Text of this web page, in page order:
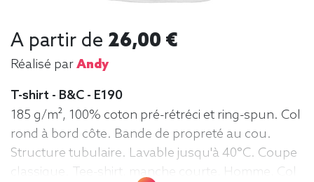
A partir de 26,00 €
Réalisé parAndy
T-shirt - B&C - E190
185 g/m², 100% coton pré-rétréci et ring-spun. Col
rond à bord côte. Bande de propreté au cou.
Structure tubulaire. Lavable jusqu'à 40°C. Coupe
classique. Tee-shirt, manche courte, Homme, Col